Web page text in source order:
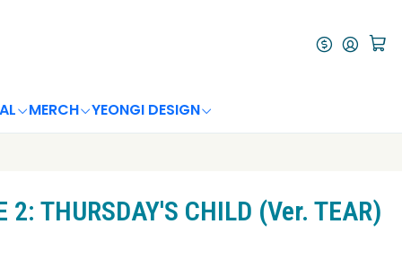
MERCH YEONGI DESIGN
2: THURSDAY'S CHILD (Ver. TEAR)